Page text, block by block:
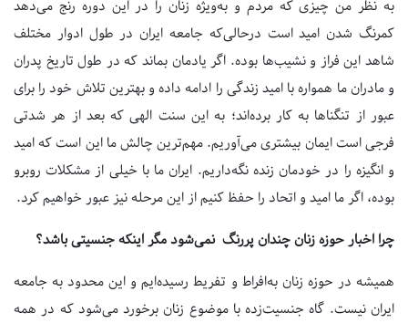
به نظر من چیزی که مردم و به‌ویژه زنان را در این دوره رنج می‌دهد
کمرنگ شدن امید است درحالی‌که جامعه ایران در طول ادوار مختلف
شاهد این فراز و نشیب‌ها بوده. اگر یادمان بماند که در طول تاریخ پدران
و مادران ما همواره با امید زندگی را ادامه داده و بهترین تلاش خود را برای
عبور از تنگناها به کار برده‌اند؛ به این سنت الهی که بعد از هر شدتی
فرجی است ایمان بیشتری می‌آوریم. مهم‌ترین چالش ما این است که امید
و انگیزه را در خودمان زنده نگه‌داریم. ایران ما با خیلی از مشکلات روبرو
بوده، اگر ما امید و اتحاد را حفظ کنیم از این مرحله نیز عبور خواهیم کرد.
چرا اخبار حوزه زنان چندان پررنگ نمی‌شود مگر اینکه جنسیتی باشد؟
همیشه در حوزه زنان به‌افراط و تفریط رسیده‌ایم و این محدود به جامعه
ایران نیست. گاه جنسیت‌زده با موضوع زنان برخورد می‌شود که در همه